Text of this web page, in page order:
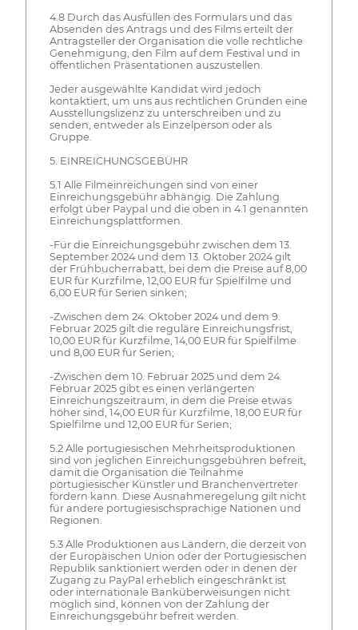
4.8 Durch das Ausfüllen des Formulars und das
Absenden des Antrags und des Films erteilt der
Antragsteller der Organisation die volle rechtliche
Genehmigung, den Film auf dem Festival und in
öffentlichen Präsentationen auszustellen.
Jeder ausgewählte Kandidat wird jedoch
kontaktiert, um uns aus rechtlichen Gründen eine
Ausstellungslizenz zu unterschreiben und zu
senden, entweder als Einzelperson oder als
Gruppe.
5. EINREICHUNGSGEBÜHR
5.1 Alle Filmeinreichungen sind von einer
Einreichungsgebühr abhängig. Die Zahlung
erfolgt über Paypal und die oben in 4.1 genannten
Einreichungsplattformen.
-Für die Einreichungsgebühr zwischen dem 13.
September 2024 und dem 13. Oktober 2024 gilt
der Frühbucherrabatt, bei dem die Preise auf 8,00
EUR für Kurzfilme, 12,00 EUR für Spielfilme und
6,00 EUR für Serien sinken;
-Zwischen dem 24. Oktober 2024 und dem 9.
Februar 2025 gilt die reguläre Einreichungsfrist,
10,00 EUR für Kurzfilme, 14,00 EUR für Spielfilme
und 8,00 EUR für Serien;
-Zwischen dem 10. Februar 2025 und dem 24.
Februar 2025 gibt es einen verlängerten
Einreichungszeitraum, in dem die Preise etwas
höher sind, 14,00 EUR für Kurzfilme, 18,00 EUR für
Spielfilme und 12,00 EUR für Serien;
5.2 Alle portugiesischen Mehrheitsproduktionen
sind von jeglichen Einreichungsgebühren befreit,
damit die Organisation die Teilnahme
portugiesischer Künstler und Branchenvertreter
fördern kann. Diese Ausnahmeregelung gilt nicht
für andere portugiesischsprachige Nationen und
Regionen.
5.3 Alle Produktionen aus Ländern, die derzeit von
der Europäischen Union oder der Portugiesischen
Republik sanktioniert werden oder in denen der
Zugang zu PayPal erheblich eingeschränkt ist
oder internationale Banküberweisungen nicht
möglich sind, können von der Zahlung der
Einreichungsgebühr befreit werden.